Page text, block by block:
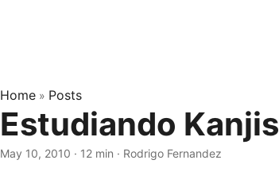
Home » Posts
Estudiando Kanjis
May 10, 2010 · 12 min · Rodrigo Fernandez